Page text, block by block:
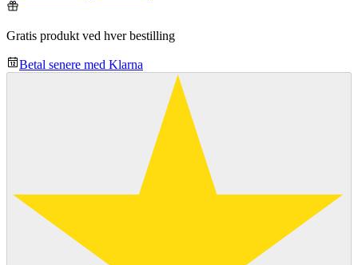
Gratis produkt ved hver bestilling
Betal senere med Klarna